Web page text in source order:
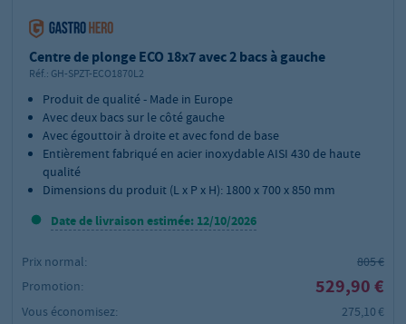
Centre de plonge ECO 18x7 avec 2 bacs à gauche
Réf.: GH-SPZT-ECO1870L2
Produit de qualité - Made in Europe
Avec deux bacs sur le côté gauche
Avec égouttoir à droite et avec fond de base
Entièrement fabriqué en acier inoxydable AISI 430 de haute
qualité
Dimensions du produit (L x P x H): 1800 x 700 x 850 mm
Date de livraison estimée: 12/10/2026
Prix normal:
805 €
Promotion:
529,90 €
Vous économisez: 275,10 €